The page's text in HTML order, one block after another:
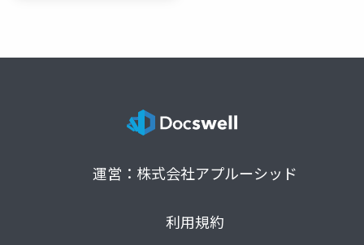
運営：株式会社アプルーシッド
利用規約